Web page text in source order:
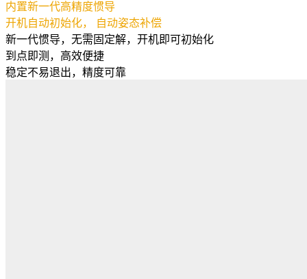
内置新一代高精度惯导
开机自动初始化， 自动姿态补偿
新一代惯导，无需固定解，开机即可初始化
到点即测，高效便捷
稳定不易退出，精度可靠